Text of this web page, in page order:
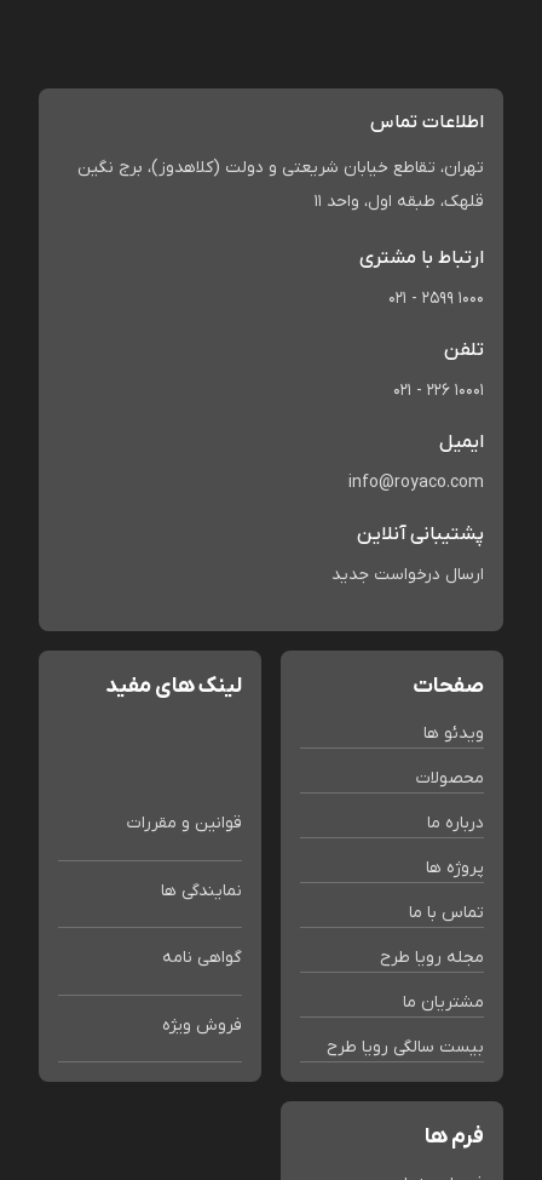
اطلاعات تماس
تهران، تقاطع خیابان شریعتی و دولت (کلاهدوز)، برج نگین
قلهک، طبقه اول، واحد 11
ارتباط با مشتری
021 - 2599 1000
تلفن
021 - 226 10001
ایمیل
info@royaco.com
پشتیبانی آنلاین
ارسال درخواست جدید
صفحات
ویدئو ها
محصولات
درباره ما
پروژه ها
تماس با ما
مجله رویا طرح
مشتریان ما
بیست سالگی رویا طرح
لینک های مفید
قوانین و مقررات
نمایندگی ها
گواهی نامه
فروش ویژه
فرم ها